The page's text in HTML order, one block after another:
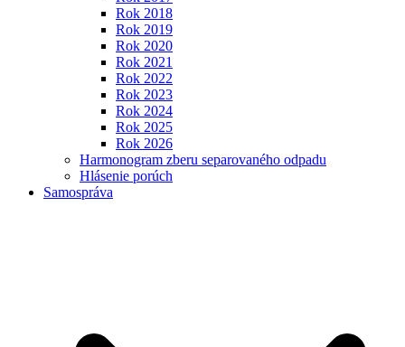
Rok 2018
Rok 2019
Rok 2020
Rok 2021
Rok 2022
Rok 2023
Rok 2024
Rok 2025
Rok 2026
Harmonogram zberu separovaného odpadu
Hlásenie porúch
Samospráva